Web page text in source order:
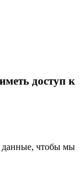
доступ к
данные, чтобы мы